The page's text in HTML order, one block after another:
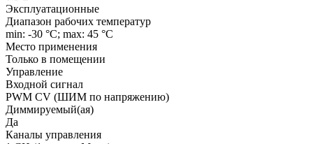
Эксплуатационные
Диапазон рабочих температур
min: -30 °C; max: 45 °C
Место применения
Только в помещении
Управление
Входной сигнал
PWM СV (ШИМ по напряжению)
Диммируемый(ая)
Да
Каналы управления